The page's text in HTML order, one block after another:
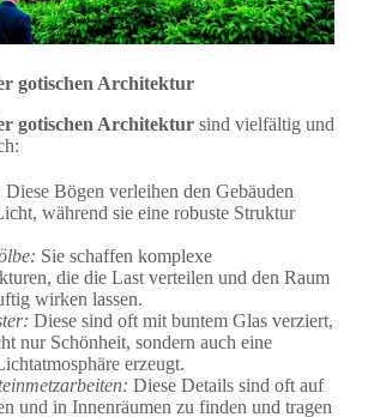
gotischen Architektur
gotischen Architektur sind vielfältig und
Diese Bögen verleihen den Gebäuden
während sie eine robuste Struktur
Sie schaffen komplexe
die die Last verteilen und den Raum
wirken lassen.
Diese sind oft mit buntem Glas verziert,
nur Schönheit, sondern auch eine
erzeugt.
Diese Details sind oft auf
und in Innenräumen zu finden und tragen